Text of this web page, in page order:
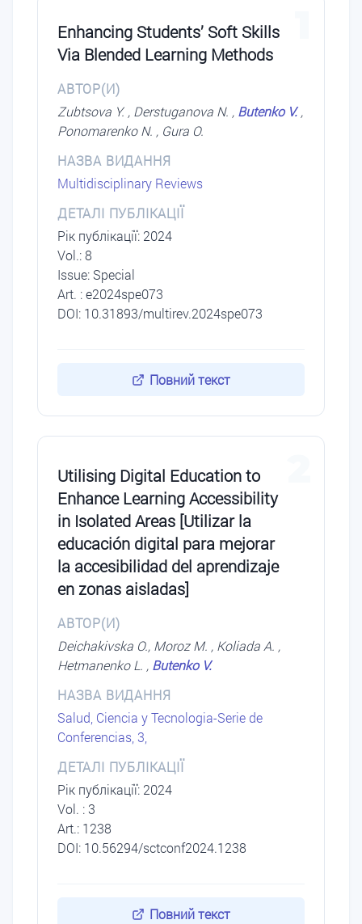
Enhancing Students’ Soft Skills
Via Blended Learning Methods
АВТОР(И)
Zubtsova Y. , Derstuganova N. , Butenko V.,
Ponomarenko N. , Gura O.
НАЗВА ВИДАННЯ
Multidisciplinary Reviews
ДЕТАЛІ ПУБЛІКАЦІЇ
Рік публікації: 2024
Vol.: 8
Issue: Special
Art. : e2024spe073
DOI: 10.31893/multirev.2024spe073
Повний текст
Utilising Digital Education to
Enhance Learning Accessibility
in Isolated Areas [Utilizar la
educación digital para mejorar
la accesibilidad del aprendizaje
en zonas aisladas]
АВТОР(И)
Deichakivska O., Moroz M. , Koliada A. ,
Hetmanenko L. , Butenko V.
НАЗВА ВИДАННЯ
Salud, Ciencia y Tecnologia-Serie de
Conferencias, 3,
ДЕТАЛІ ПУБЛІКАЦІЇ
Рік публікації: 2024
Vol. : 3
Art.: 1238
DOI: 10.56294/sctconf2024.1238
Повний текст